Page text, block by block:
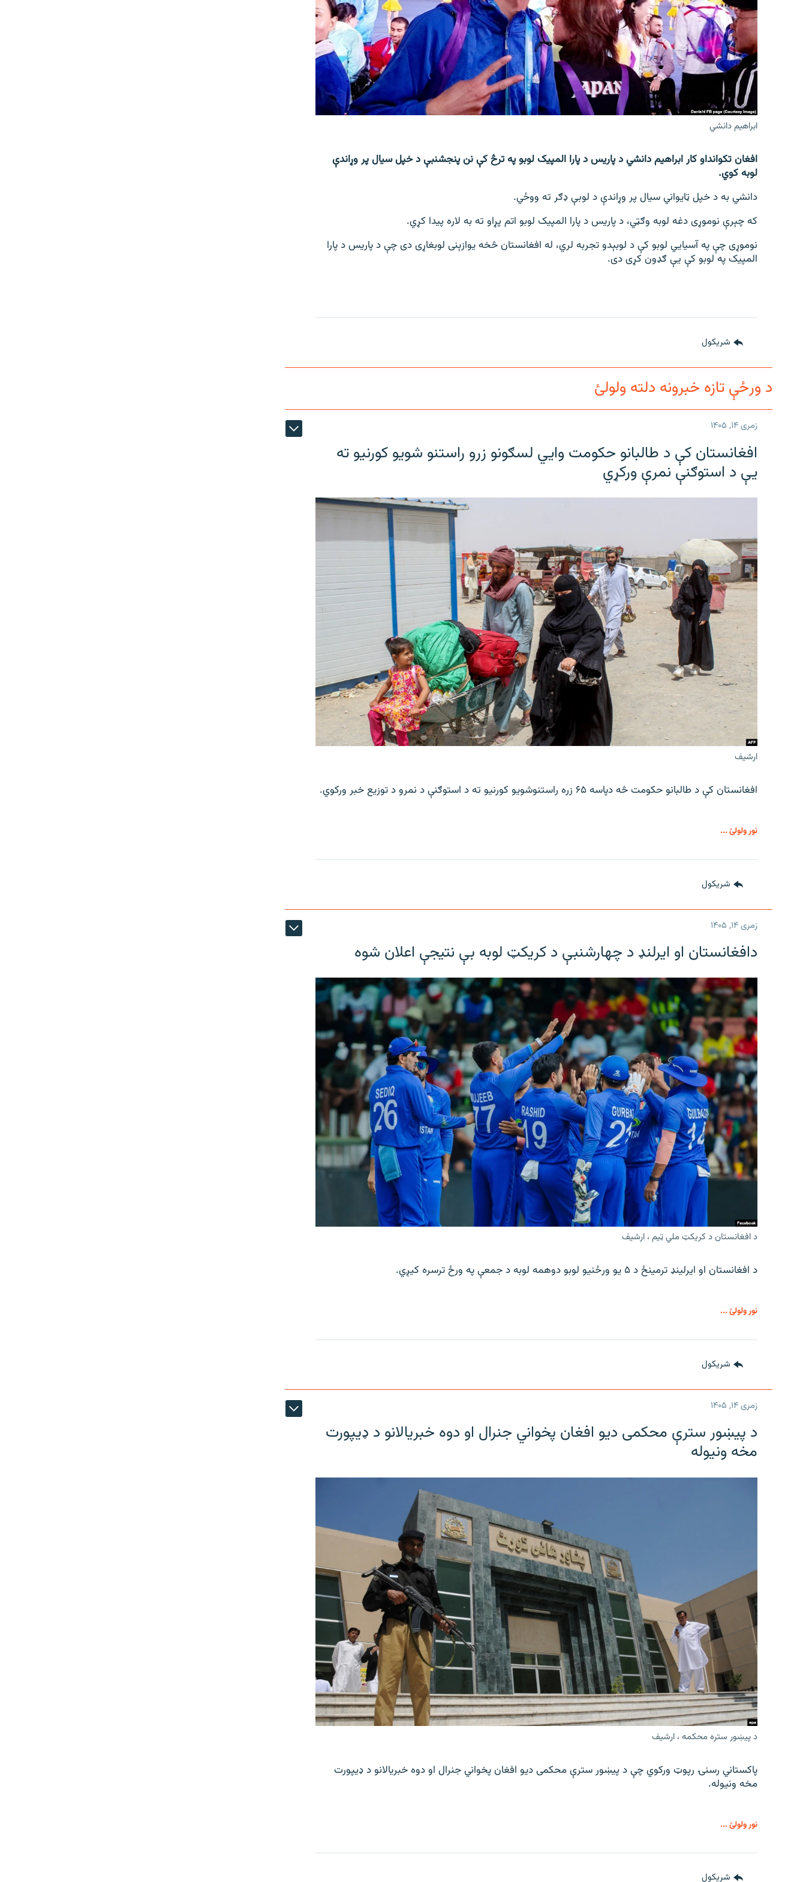
ابراهیم دانشي
افغان تکوانداو کار ابراهیم دانشي د پاریس د پارا المپیک لوبو په ترڅ کې نن پنجشنبې د خپل سیال پر وړاندې
لوبه کوي.
دانشي به د خپل ټایواني سیال پر وړاندې د لوبې ډګر ته ووځي.
که چېرې نوموړی دغه لوبه وګټي، د پاریس د پارا المپیک لوبو اتم پړاو ته به لاره پیدا کړي.
نوموړی چې په آسیایي لوبو کې د لوبېدو تجربه لري، له افغانستان څخه یوازېنی لوبغاړی دی چې د پاریس د پارا
المپیک په لوبو کې یې ګډون کړی دی.
شريکول
د ورځې تازه خبرونه دلته ولولئ
زمری ۱۴, ۱۴۰۵
افغانستان کې د طالبانو حکومت وايي لسګونو زرو راستنو شویو کورنیو ته
یې د استوګنې نمرې ورکړي
ارشیف
افغانستان کې د طالبانو حکومت څه دپاسه ۶۵ زره راستنوشویو کورنیو ته د استوګنې د نمرو د توزیع خبر ورکوي.
نور ولولئ ...
شريکول
زمری ۱۴, ۱۴۰۵
دافغانستان او ایرلنډ د چهارشنبې د کریکټ لوبه بې نتیجې اعلان شوه
د افغانستان د کریکټ ملي ټیم ، ارشیف
د افغانستان او ایرلینډ ترمینځ د ۵ یو ورځنیو لوبو دوهمه لوبه د جمعې په ورځ ترسره کیږي.
نور ولولئ ...
شريکول
زمری ۱۴, ۱۴۰۵
د پیښور سترې محکمی دیو افغان پخواني جنرال او دوه خبریالانو د ډیپورت
مخه ونیوله
د پیښور ستره محکمه ، ارشیف
پاکستاني رسنۍ رپوټ ورکوي چې د پیښور سترې محکمی دیو افغان پخواني جنرال او دوه خبریالانو د ډیپورت
مخه ونیوله.
نور ولولئ ...
شريکول